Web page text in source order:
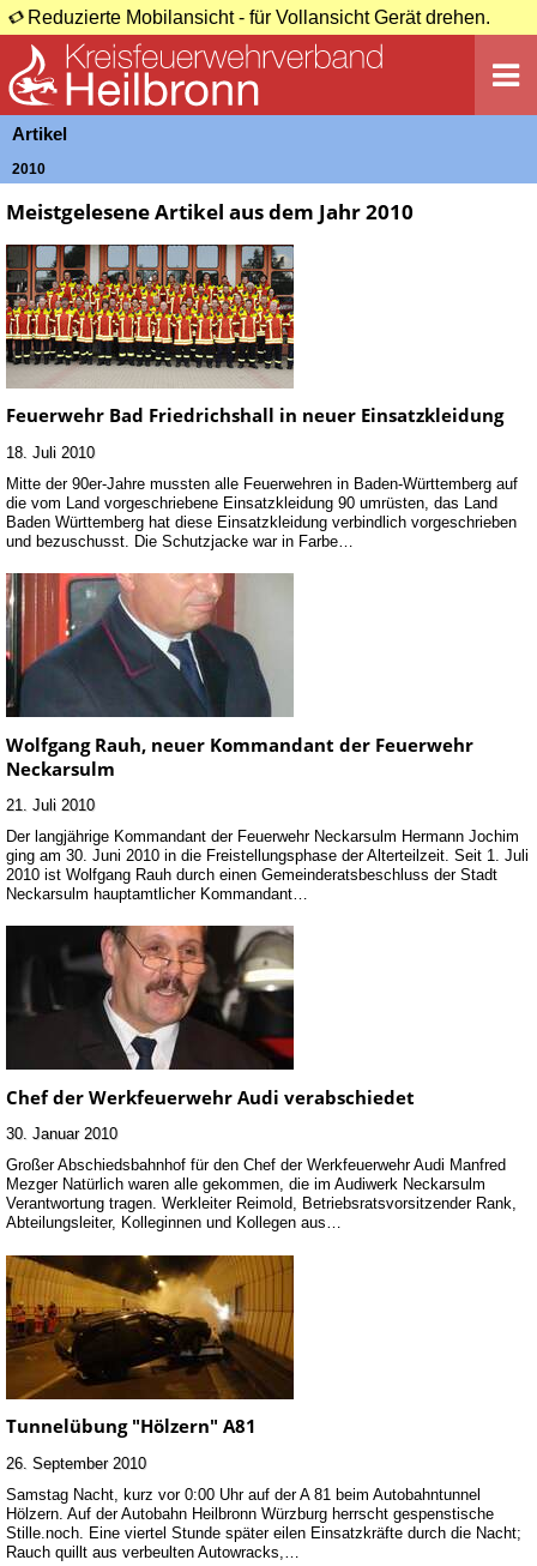
Reduzierte Mobilansicht - für Vollansicht Gerät drehen.
Artikel
2010
Meistgelesene Artikel aus dem Jahr 2010
Feuerwehr Bad Friedrichshall in neuer Einsatzkleidung
18. Juli 2010
Mitte der 90er-Jahre mussten alle Feuerwehren in Baden-Württemberg auf
die vom Land vorgeschriebene Einsatzkleidung 90 umrüsten, das Land
Baden Württemberg hat diese Einsatzkleidung verbindlich vorgeschrieben
und bezuschusst. Die Schutzjacke war in Farbe…
Wolfgang Rauh, neuer Kommandant der Feuerwehr
Neckarsulm
21. Juli 2010
Der langjährige Kommandant der Feuerwehr Neckarsulm Hermann Jochim
ging am 30. Juni 2010 in die Freistellungsphase der Alterteilzeit. Seit 1. Juli
2010 ist Wolfgang Rauh durch einen Gemeinderatsbeschluss der Stadt
Neckarsulm hauptamtlicher Kommandant…
Chef der Werkfeuerwehr Audi verabschiedet
30. Januar 2010
Großer Abschiedsbahnhof für den Chef der Werkfeuerwehr Audi Manfred
Mezger Natürlich waren alle gekommen, die im Audiwerk Neckarsulm
Verantwortung tragen. Werkleiter Reimold, Betriebsratsvorsitzender Rank,
Abteilungsleiter, Kolleginnen und Kollegen aus…
Tunnelübung "Hölzern" A81
26. September 2010
Samstag Nacht, kurz vor 0:00 Uhr auf der A 81 beim Autobahntunnel
Hölzern. Auf der Autobahn Heilbronn Würzburg herrscht gespenstische
Stille.noch. Eine viertel Stunde später eilen Einsatzkräfte durch die Nacht;
Rauch quillt aus verbeulten Autowracks,…